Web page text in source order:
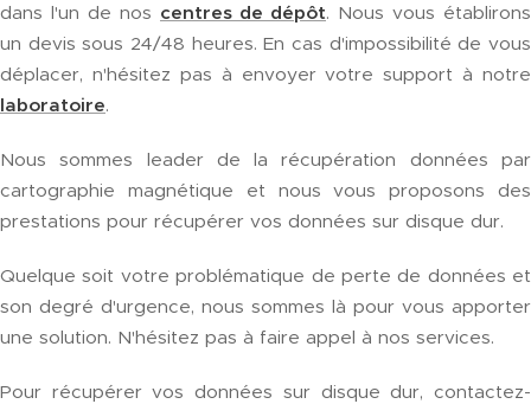
dans l'un de nos centres de dépôt. Nous vous établirons
un devis sous 24/48 heures. En cas d'impossibilité de vous
déplacer, n'hésitez pas à envoyer votre support à notre
laboratoire.
Nous sommes leader de la récupération données par
cartographie magnétique et nous vous proposons des
prestations pour récupérer vos données sur disque dur.
Quelque soit votre problématique de perte de données et
son degré d'urgence, nous sommes là pour vous apporter
une solution. N'hésitez pas à faire appel à nos services.
Pour récupérer vos données sur disque dur, contactez-